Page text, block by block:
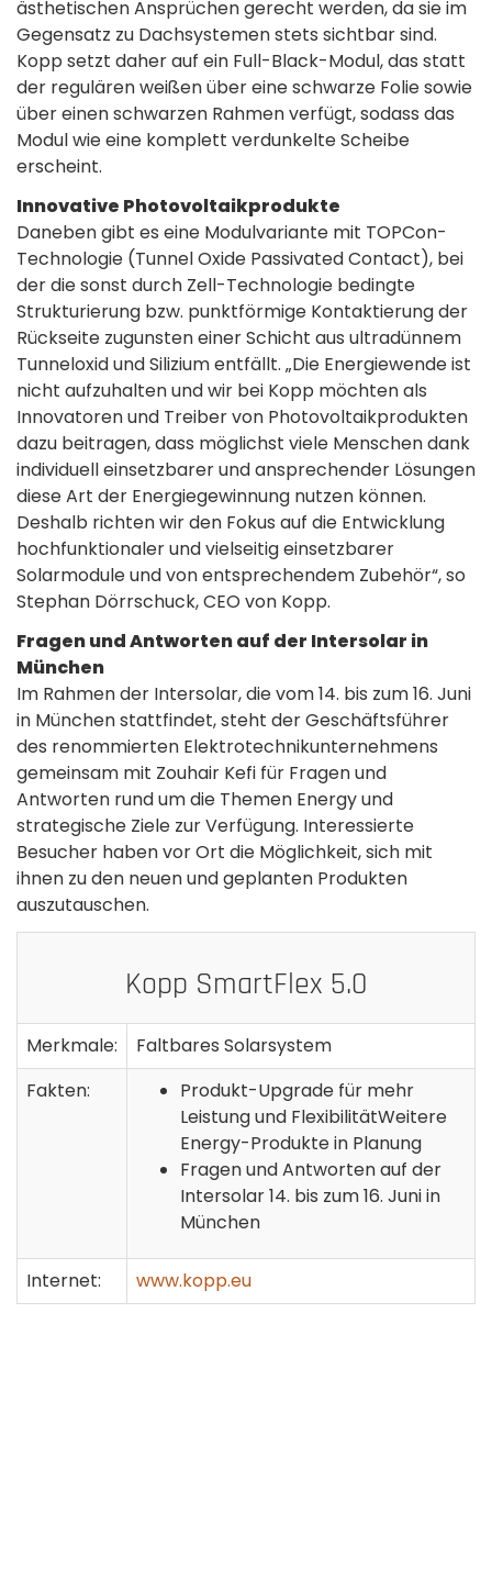
ästhetischen Ansprüchen gerecht werden, da sie im
Gegensatz zu Dachsystemen stets sichtbar sind.
Kopp setzt daher auf ein Full-Black-Modul, das statt
der regulären weißen über eine schwarze Folie sowie
über einen schwarzen Rahmen verfügt, sodass das
Modul wie eine komplett verdunkelte Scheibe
erscheint.
Innovative Photovoltaikprodukte
Daneben gibt es eine Modulvariante mit TOPCon-
Technologie (Tunnel Oxide Passivated Contact), bei
der die sonst durch Zell-Technologie bedingte
Strukturierung bzw. punktförmige Kontaktierung der
Rückseite zugunsten einer Schicht aus ultradünnem
Tunneloxid und Silizium entfällt. „Die Energiewende ist
nicht aufzuhalten und wir bei Kopp möchten als
Innovatoren und Treiber von Photovoltaikprodukten
dazu beitragen, dass möglichst viele Menschen dank
individuell einsetzbarer und ansprechender Lösungen
diese Art der Energiegewinnung nutzen können.
Deshalb richten wir den Fokus auf die Entwicklung
hochfunktionaler und vielseitig einsetzbarer
Solarmodule und von entsprechendem Zubehör“, so
Stephan Dörrschuck, CEO von Kopp.
Fragen und Antworten auf der Intersolar in
München
Im Rahmen der Intersolar, die vom 14. bis zum 16. Juni
in München stattfindet, steht der Geschäftsführer
des renommierten Elektrotechnikunternehmens
gemeinsam mit Zouhair Kefi für Fragen und
Antworten rund um die Themen Energy und
strategische Ziele zur Verfügung. Interessierte
Besucher haben vor Ort die Möglichkeit, sich mit
ihnen zu den neuen und geplanten Produkten
auszutauschen.
Kopp SmartFlex 5.0
Merkmale:
Faltbares Solarsystem
Fakten:
Produkt-Upgrade für mehr
Leistung und FlexibilitätWeitere
Energy-Produkte in Planung
Fragen und Antworten auf der
Intersolar 14. bis zum 16. Juni in
München
Internet: www.kopp.eu